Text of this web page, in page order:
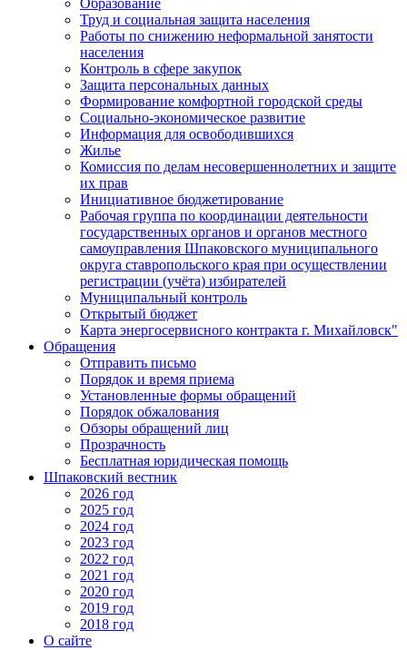
Образование
Труд и социальная защита населения
Работы по снижению неформальной занятости
населения
Контроль в сфере закупок
Защита персональных данных
Формирование комфортной городской среды
Социально-экономическое развитие
Информация для освободившихся
Жилье
Комиссия по делам несовершеннолетних и защите
их прав
Инициативное бюджетирование
Рабочая группа по координации деятельности
государственных органов и органов местного
самоуправления Шпаковского муниципального
округа ставропольского края при осуществлении
регистрации (учёта) избирателей
Муниципальный контроль
Открытый бюджет
Карта энергосервисного контракта г. Михайловск"
Обращения
Отправить письмо
Порядок и время приема
Установленные формы обращений
Порядок обжалования
Обзоры обращений лиц
Прозрачность
Бесплатная юридическая помощь
Шпаковский вестник
2026 год
2025 год
2024 год
2023 год
2022 год
2021 год
2020 год
2019 год
2018 год
О сайте